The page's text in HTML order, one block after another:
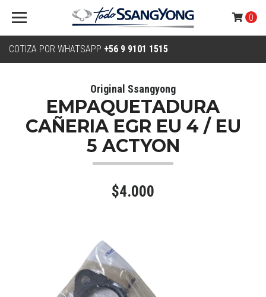
COTIZA POR WHATSAPP +56 9 9101 1515
0
Original Ssangyong
EMPAQUETADURA
CAÑERIA EGR EU 4 / EU
5 ACTYON
$4.000